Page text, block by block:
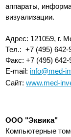
аппараты,
визуализации.
Адрес: 121059, г.
Тел.: +7 (495) 642-
Факс: +7 (495) 642-
E-mail: info@med-
Сайт:www.med-
ООО "Эквика"
Компьютерные